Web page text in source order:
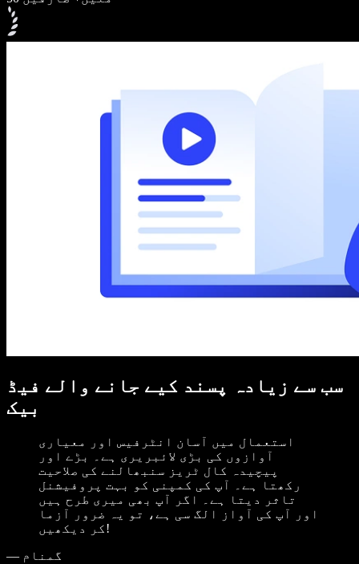
سب سے زیادہ پسند کیے جانے والے فیڈ
بیک
استعمال میں آسان انٹرفیس اور معیاری
آوازوں کی بڑی لائبریری ہے۔ بڑے اور
پیچیدہ کال ٹریز سنبھالنے کی صلاحیت
رکھتا ہے۔ آپ کی کمپنی کو بہت پروفیشنل
تاثر دیتا ہے۔ اگر آپ بھی میری طرح ہیں
اور آپ کی آواز الگ سی ہے، تو یہ ضرور آزما
کر دیکھیں!
— گمنام